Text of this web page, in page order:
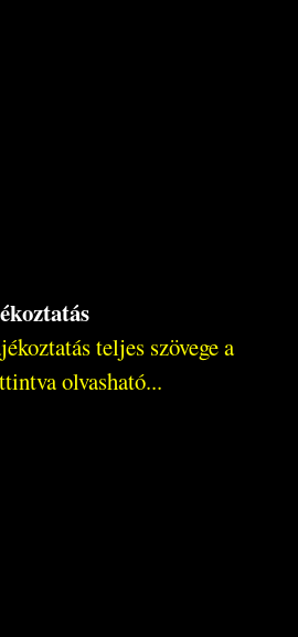
teljes szövege a
olvasható...